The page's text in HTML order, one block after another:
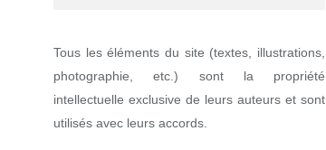
Tous les éléments du site (textes, illustrations,
photographie, etc.) sont la propriété
intellectuelle exclusive de leurs auteurs et sont
utilisés avec leurs accords.